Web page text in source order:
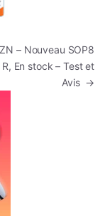
– Nouveau SOP8
En stock – Test et
Avis →